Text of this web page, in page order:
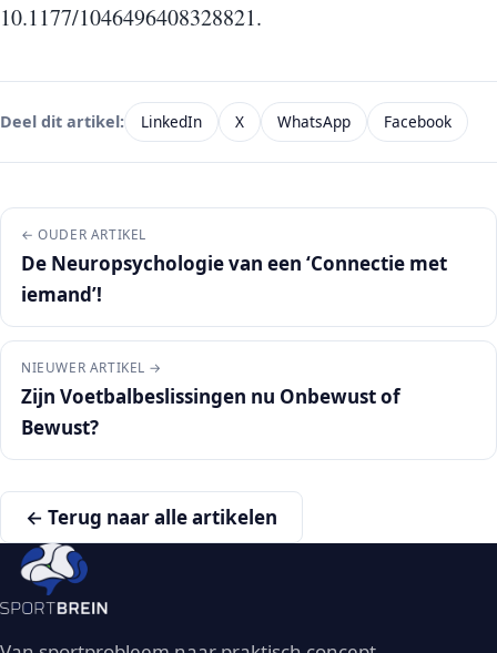
10.1177/1046496408328821.
Deel dit artikel: LinkedIn X WhatsApp Facebook
← OUDER ARTIKEL
De Neuropsychologie van een ‘Connectie met
iemand’!
NIEUWER ARTIKEL →
Zijn Voetbalbeslissingen nu Onbewust of
Bewust?
← Terug naar alle artikelen